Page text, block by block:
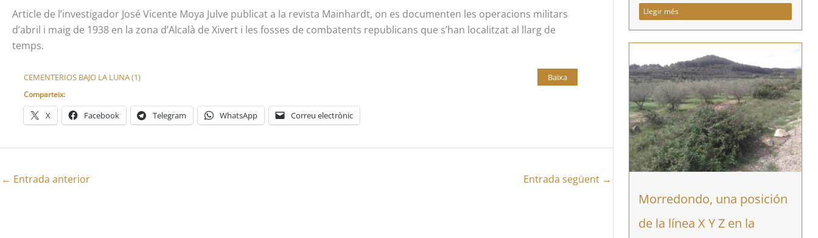
Article de l’investigador José Vicente Moya Julve publicat a la revista Mainhardt, on es documenten les operacions militars
d’abril i maig de 1938 en la zona d’Alcalà de Xivert i les fosses de combatents republicans que s’han localitzat al llarg de
temps.
CEMENTERIOS BAJO LA LUNA (1) Baixa
Comparteix:
X Facebook Telegram WhatsApp Correu electrònic
← Entrada anterior Entrada següent →
Llegir més
Morredondo, una posición
de la línea X Y Z en la